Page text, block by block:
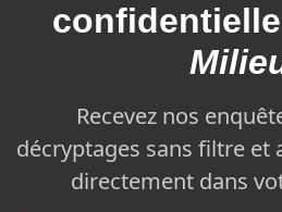
Recevez nos
décryptages sans filtre et
directement dans